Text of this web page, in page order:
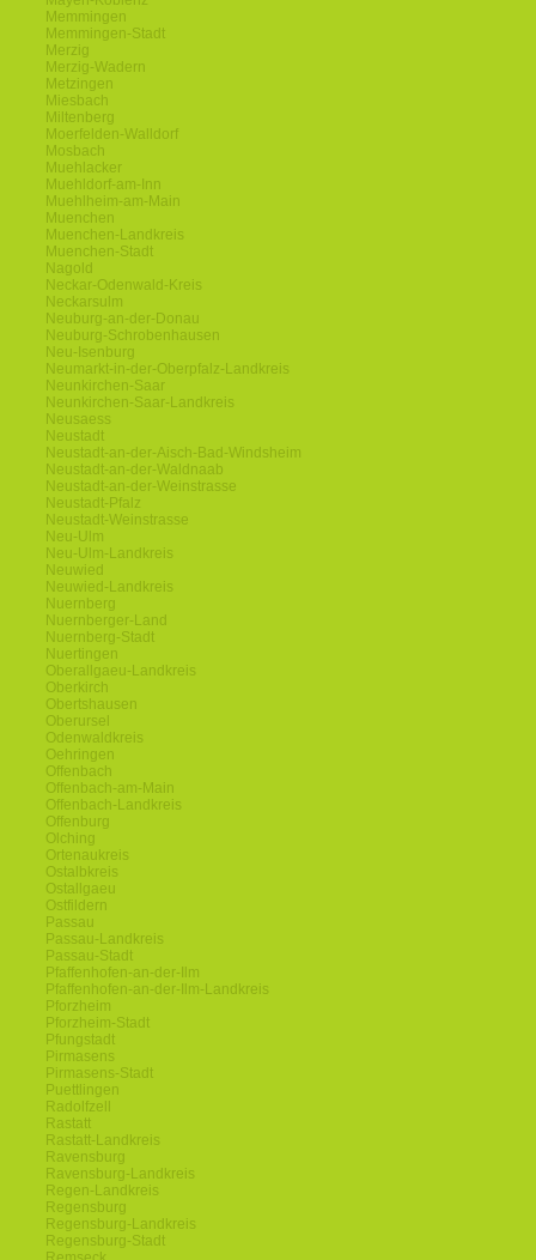
Memmingen
Memmingen-Stadt
Merzig
Merzig-Wadern
Metzingen
Miesbach
Miltenberg
Moerfelden-Walldorf
Mosbach
Muehlacker
Muehldorf-am-Inn
Muehlheim-am-Main
Muenchen
Muenchen-Landkreis
Muenchen-Stadt
Nagold
Neckar-Odenwald-Kreis
Neckarsulm
Neuburg-an-der-Donau
Neuburg-Schrobenhausen
Neu-Isenburg
Neumarkt-in-der-Oberpfalz-Landkreis
Neunkirchen-Saar
Neunkirchen-Saar-Landkreis
Neusaess
Neustadt
Neustadt-an-der-Aisch-Bad-Windsheim
Neustadt-an-der-Waldnaab
Neustadt-an-der-Weinstrasse
Neustadt-Pfalz
Neustadt-Weinstrasse
Neu-Ulm
Neu-Ulm-Landkreis
Neuwied
Neuwied-Landkreis
Nuernberg
Nuernberger-Land
Nuernberg-Stadt
Nuertingen
Oberallgaeu-Landkreis
Oberkirch
Obertshausen
Oberursel
Odenwaldkreis
Oehringen
Offenbach
Offenbach-am-Main
Offenbach-Landkreis
Offenburg
Olching
Ortenaukreis
Ostalbkreis
Ostallgaeu
Ostfildern
Passau
Passau-Landkreis
Passau-Stadt
Pfaffenhofen-an-der-Ilm
Pfaffenhofen-an-der-Ilm-Landkreis
Pforzheim
Pforzheim-Stadt
Pfungstadt
Pirmasens
Pirmasens-Stadt
Puettlingen
Radolfzell
Rastatt
Rastatt-Landkreis
Ravensburg
Ravensburg-Landkreis
Regen-Landkreis
Regensburg
Regensburg-Landkreis
Regensburg-Stadt